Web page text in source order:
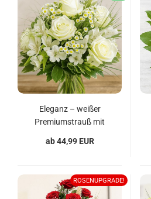
Eleganz – weißer
Premiumstrauß mit
ab 44,99 EUR
ROSENUPGRADE!